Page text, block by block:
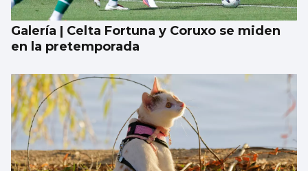
Galería | Celta Fortuna y Coruxo se miden
en la pretemporada